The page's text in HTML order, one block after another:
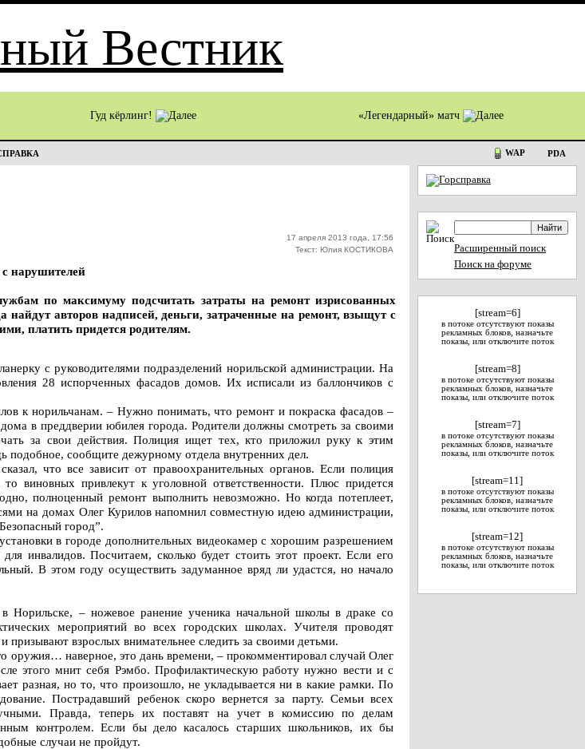
Гуд кёрлинг! «Легендарный» матч
WAP PDA
17 апреля 2013 года, 17:56
Текст: Юлия КОСТИКОВА
нарушителей
по максимуму подсчитать затраты на ремонт изрисованных
авторов надписей, деньги, затраченные на ремонт, взыщут с
платить придется родителям.
с руководителями подразделений норильской администрации. На
28 испорченных фасадов домов. Их исписали из баллончиков с
к норильчанам. – Нужно понимать, что ремонт и покраска фасадов –
в преддверии юбилея города. Родители должны смотреть за своими
за свои действия. Полиция ищет тех, кто приложил руку к этим
подобное, сообщите дежурному отдела внутренних дел.
что все зависит от правоохранительных органов. Если полиция
виновных привлекут к уголовной ответственности. Плюс придется
полноценный ремонт выполнить невозможно. Но когда потеплеет,
на домах Олег Курилов напомнил совместную идею администрации,
город”.
в городе дополнительных видеокамер с хорошим разрешением
инвалидов. Посчитаем, сколько будет стоить этот проект. Если его
В этом году осуществить задуманное вряд ли удастся, но начало
Норильске, – ножевое ранение ученика начальной школы в драке со
мероприятий во всех городских школах. Учителя проводят
призывают взрослых внимательнее следить за своими детьми.
оружия… наверное, это дань времени, – прокомментировал случай Олег
этого мнит себя Рэмбо. Профилактическую работу нужно вести и с
разная, но то, что произошло, не укладывается ни в какие рамки. По
Пострадавший ребенок скоро вернется за парту. Семьи всех
Правда, теперь их поставят на учет в комиссию по делам
контролем. Если бы дело касалось старших школьников, их бы
случаи не пройдут.
Расширенный поиск
Поиск на форуме
[stream=6]
в потоке отсутствуют показы
рекламных блоков, назначьте
показы, или отключите поток
[stream=8]
в потоке отсутствуют показы
рекламных блоков, назначьте
показы, или отключите поток
[stream=7]
в потоке отсутствуют показы
рекламных блоков, назначьте
показы, или отключите поток
[stream=11]
в потоке отсутствуют показы
рекламных блоков, назначьте
показы, или отключите поток
[stream=12]
в потоке отсутствуют показы
рекламных блоков, назначьте
показы, или отключите поток